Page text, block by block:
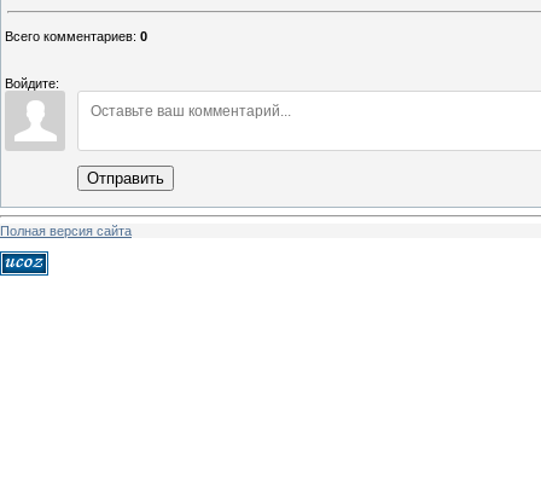
Всего комментариев: 0
Войдите:
Отправить
Полная версия сайта